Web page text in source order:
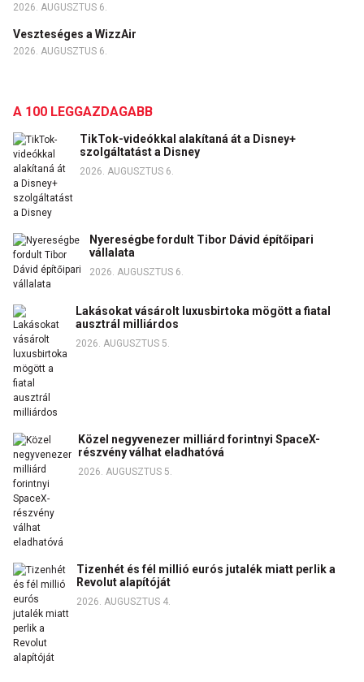
2026. AUGUSZTUS 6.
Veszteséges a WizzAir
2026. AUGUSZTUS 6.
A 100 LEGGAZDAGABB
TikTok-videókkal alakítaná át a Disney+
szolgáltatást a Disney
2026. AUGUSZTUS 6.
Nyereségbe fordult Tibor Dávid építőipari
vállalata
2026. AUGUSZTUS 6.
Lakásokat vásárolt luxusbirtoka mögött a fiatal
ausztrál milliárdos
2026. AUGUSZTUS 5.
Közel negyvenezer milliárd forintnyi SpaceX-
részvény válhat eladhatóvá
2026. AUGUSZTUS 5.
Tizenhét és fél millió eurós jutalék miatt perlik a
Revolut alapítóját
2026. AUGUSZTUS 4.